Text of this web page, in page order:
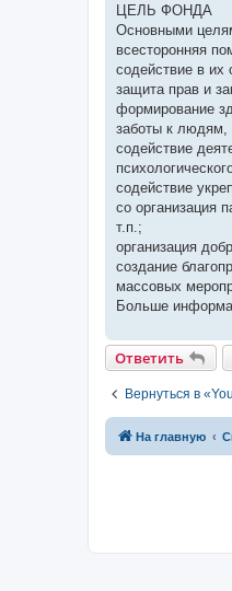
и
е
ЦЕЛЬ ФОНДА
Основными
всесторонняя
содействие в их
защита прав и
формирование
заботы к
содействие
содействие
со организация
т.п.;
организация
создание
массовых
Больше
Ответить
Вернуться в
На главную